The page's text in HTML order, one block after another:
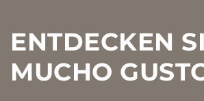
Footer
ENTDECKEN
MUCHO